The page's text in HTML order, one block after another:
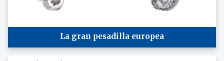
La gran pesadilla europea